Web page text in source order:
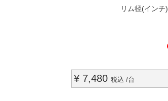
リム径(インチ)
¥ 7,480税込 /台